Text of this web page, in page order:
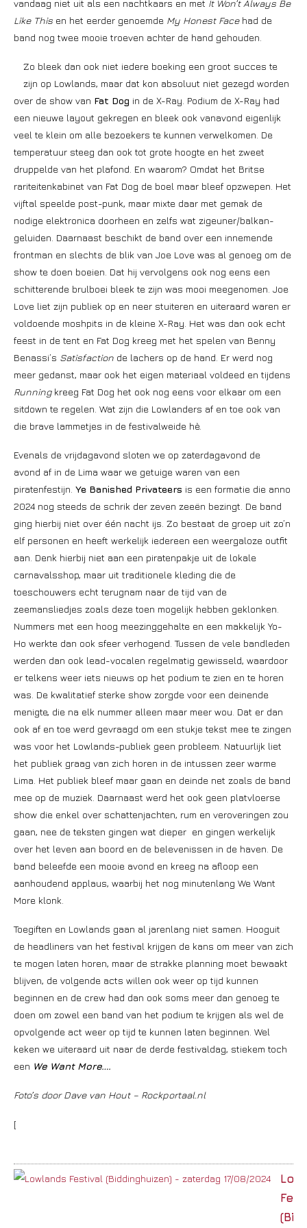
vandaag niet uit als een nachtkaars en met It Won’t Always Be
Like This en het eerder genoemde My Honest Facehad de
band nog twee mooie troeven achter de hand gehouden.
Zo bleek dan ook niet iedere boeking een groot succes te
zijn op Lowlands, maar dat kon absoluut niet gezegd worden
over de show van Fat Dog in de X-Ray. Podium de X-Ray had
een nieuwe layout gekregen en bleek ook vanavond eigenlijk
veel te klein om alle bezoekers te kunnen verwelkomen. De
temperatuur steeg dan ook tot grote hoogte en het zweet
druppelde van het plafond. En waarom? Omdat het Britse
rariteitenkabinet van Fat Dog de boel maar bleef opzwepen. Het
vijftal speelde post-punk, maar mixte daar met gemak de
nodige elektronica doorheen en zelfs wat zigeuner/balkan-
geluiden. Daarnaast beschikt de band over een innemende
frontman en slechts de blik van Joe Love was al genoeg om de
show te doen boeien. Dat hij vervolgens ook nog eens een
schitterende brulboei bleek te zijn was mooi meegenomen. Joe
Love liet zijn publiek op en neer stuiteren en uiteraard waren er
voldoende moshpits in de kleine X-Ray. Het was dan ook echt
feest in de tent en Fat Dog kreeg met het spelen van Benny
Benassi’s Satisfaction de lachers op de hand. Er werd nog
meer gedanst, maar ook het eigen materiaal voldeed en tijdens
Running kreeg Fat Dog het ook nog eens voor elkaar om een
sitdown te regelen. Wat zijn die Lowlanders af en toe ook van
die brave lammetjes in de festivalweide hè.
Evenals de vrijdagavond sloten we op zaterdagavond de
avond af in de Lima waar we getuige waren van een
piratenfestijn. Ye Banished Privateers is een formatie die anno
2024 nog steeds de schrik der zeven zeeën bezingt. De band
ging hierbij niet over één nacht ijs. Zo bestaat de groep uit zo’n
elf personen en heeft werkelijk iedereen een weergaloze outfit
aan. Denk hierbij niet aan een piratenpakje uit de lokale
carnavalsshop, maar uit traditionele kleding die de
toeschouwers echt terugnam naar de tijd van de
zeemansliedjes zoals deze toen mogelijk hebben geklonken.
Nummers met een hoog meezinggehalte en een makkelijk Yo-
Ho werkte dan ook sfeer verhogend. Tussen de vele bandleden
werden dan ook lead-vocalen regelmatig gewisseld, waardoor
er telkens weer iets nieuws op het podium te zien en te horen
was. De kwalitatief sterke show zorgde voor een deinende
menigte, die na elk nummer alleen maar meer wou. Dat er dan
ook af en toe werd gevraagd om een stukje tekst mee te zingen
was voor het Lowlands-publiek geen probleem. Natuurlijk liet
het publiek graag van zich horen in de intussen zeer warme
Lima. Het publiek bleef maar gaan en deinde net zoals de band
mee op de muziek. Daarnaast werd het ook geen platvloerse
show die enkel over schattenjachten, rum en veroveringen zou
gaan, nee de teksten gingen wat dieper en gingen werkelijk
over het leven aan boord en de belevenissen in de haven. De
band beleefde een mooie avond en kreeg na afloop een
aanhoudend applaus, waarbij het nog minutenlang We Want
More klonk.
Toegiften en Lowlands gaan al jarenlang niet samen. Hooguit
de headliners van het festival krijgen de kans om meer van zich
te mogen laten horen, maar de strakke planning moet bewaakt
blijven, de volgende acts willen ook weer op tijd kunnen
beginnen en de crew had dan ook soms meer dan genoeg te
doen om zowel een band van het podium te krijgen als wel de
opvolgende act weer op tijd te kunnen laten beginnen. Wel
keken we uiteraard uit naar de derde festivaldag, stiekem toch
een We Want More….
Foto’s door Dave van Hout – Rockportaal.nl
[